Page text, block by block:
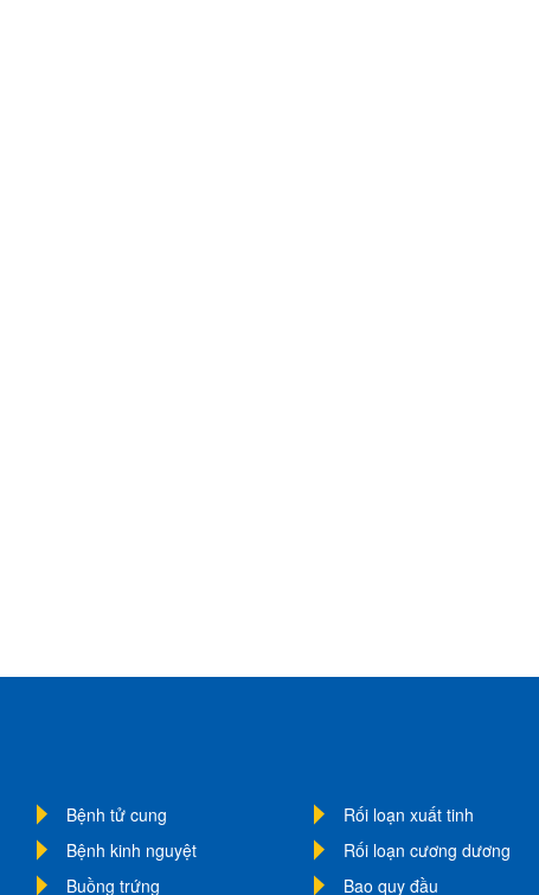
Bệnh tử cung
Bệnh kinh nguyệt
Buồng trứng
Rối loạn xuất tinh
Rối loạn cương dương
Bao quy đầu